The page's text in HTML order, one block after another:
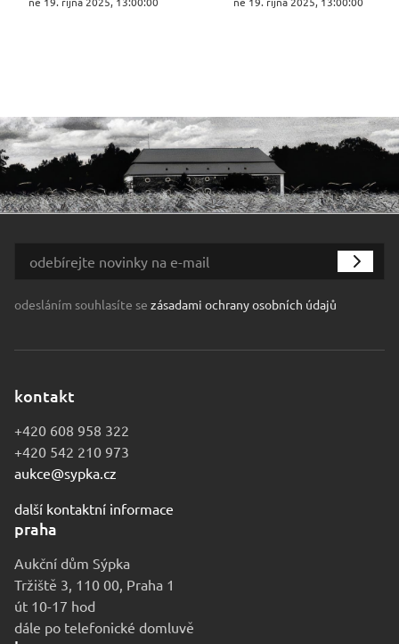
odesláním souhlasíte se zásadami ochrany osobních údajů
kontakt
+420 608 958 322
+420 542 210 973
aukce@sypka.cz
další kontaktní informace
praha
Aukční dům Sýpka
Tržiště 3, 110 00, Praha 1
út 10-17 hod
dále po telefonické domluvě